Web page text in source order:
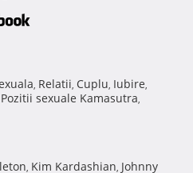
, Relatii, Cuplu, Iubire,
Pozitii sexuale Kamasutra,
, Kim Kardashian, Johnny